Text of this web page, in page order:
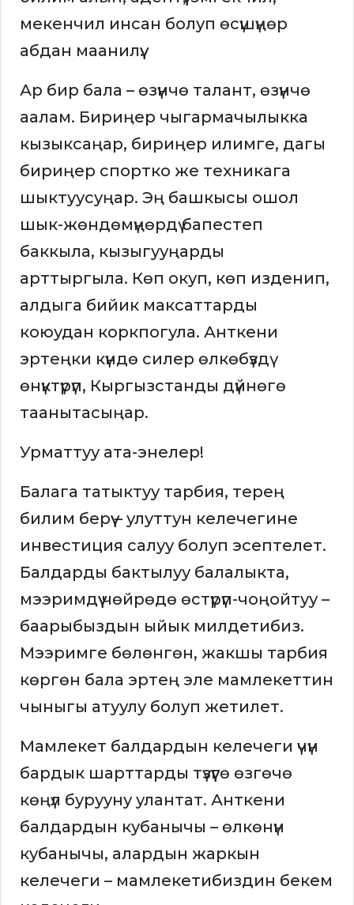
мекенчил инсан болуп өсүшүңөр
абдан маанилүү.
Ар бир бала – өзүнчө талант, өзүнчө
аалам. Бириңер чыгармачылыкка
кызыксаңар, бириңер илимге, дагы
бириңер спортко же техникага
шыктуусуңар. Эң башкысы ошол
шык-жөндөмүңөрдү бапестеп
баккыла, кызыгууңарды
арттыргыла. Көп окуп, көп изденип,
алдыга бийик максаттарды
коюудан коркпогула. Анткени
эртеңки күндө силер өлкөбүздү
өнүктүрүп, Кыргызстанды дүйнөгө
таанытасыңар.
Урматтуу ата-энелер!
Балага татыктуу тарбия, терең
билим берүү – улуттун келечегине
инвестиция салуу болуп эсептелет.
Балдарды бактылуу балалыкта,
мээримдүү чөйрөдө өстүрүп-чоңойтуу –
баарыбыздын ыйык милдетибиз.
Мээримге бөлөнгөн, жакшы тарбия
көргөн бала эртең эле мамлекеттин
чыныгы атуулу болуп жетилет.
Мамлекет балдардын келечеги үчүн
бардык шарттарды түзүүгө өзгөчө
көңүл бурууну улантат. Анткени
балдардын кубанычы – өлкөнүн
кубанычы, алардын жаркын
келечеги – мамлекетибиздин бекем